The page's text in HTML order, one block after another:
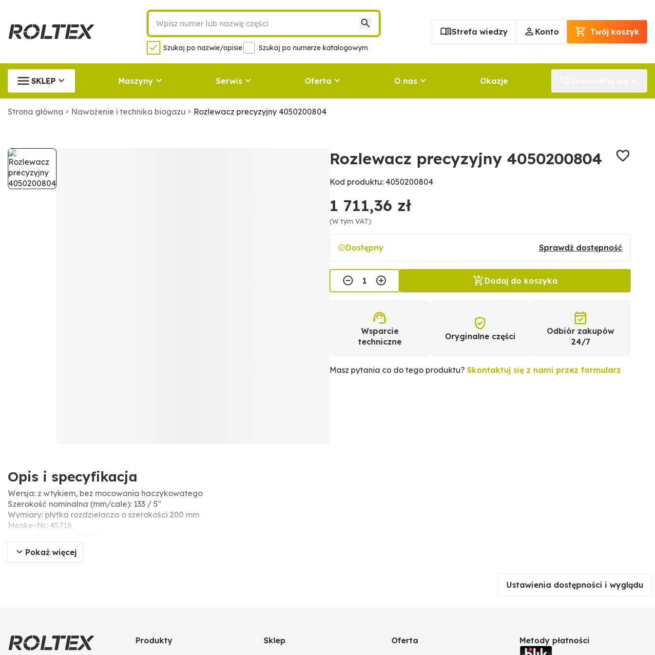
Szukaj po nazwie/opisie Szukaj po numerze katalogowym
Strefa wiedzy Konto Twój koszyk
SKLEP Maszyny Serwis Oferta O nas Okazje
Strona główna Nawożenie i technika biogazu Rozlewacz precyzyjny 4050200804
Rozlewacz precyzyjny 4050200804
Kod produktu: 4050200804
1 711,36 zł
(W tym VAT)
Dostępny Sprawdź dostępność
Dodaj do koszyka
Wsparcie
techniczne
Oryginalne części
Odbiór zakupów
24/7
Masz pytania co do tego produktu? Skontaktuj się z nami przez formularz
Opis i specyfikacja
Wersja: z wtykiem, bez mocowania haczykowatego
Szerokość nominalna (mm/cale): 133 / 5"
Wymiary: płytka rozdzielacza o szerokości 200 mm
Menke-Nr.: 45718
Dodatkowe informacje: odporny na znoszenie, wysokość rozprysku = wysokość blachy rozlewacza, szerokość robocza: 12 m przy 0,5 bar, składa się z rozpylacza
gumowego, opaski zaciskowej węża, precyzyjnego blaszanego rozlewacza EXAKT
Pokaż więcej
Ustawienia dostępności i wyglądu
Produkty Sklep Oferta Metody płatności